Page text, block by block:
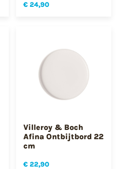
€ 24,90
Villeroy & Boch
Afina Ontbijtbord 22
cm
€ 22,90